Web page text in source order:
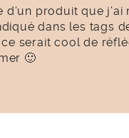
d’un produit que j’ai
dans les tags
ce serait cool de
🙂